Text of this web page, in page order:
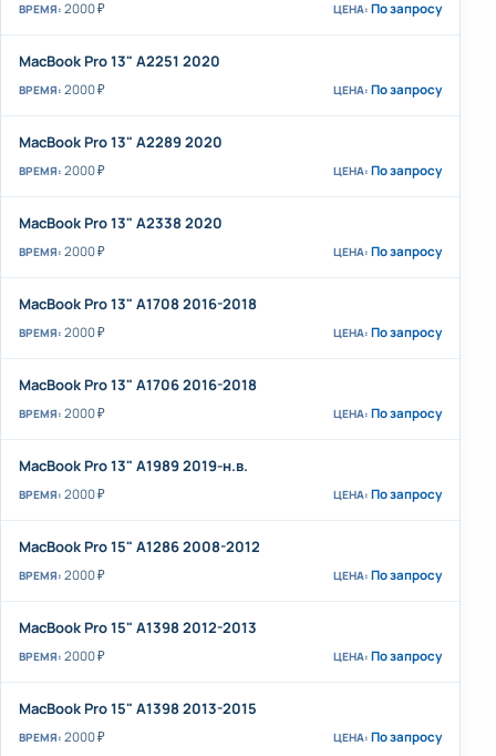
2000 ₽ По запросу
MacBook Pro 13" A2251 2020
2000 ₽ По запросу
MacBook Pro 13" A2289 2020
2000 ₽ По запросу
MacBook Pro 13" A2338 2020
2000 ₽ По запросу
MacBook Pro 13" A1708 2016-2018
2000 ₽ По запросу
MacBook Pro 13" A1706 2016-2018
2000 ₽ По запросу
MacBook Pro 13" A1989 2019-н.в.
2000 ₽ По запросу
MacBook Pro 15" A1286 2008-2012
2000 ₽ По запросу
MacBook Pro 15" A1398 2012-2013
2000 ₽ По запросу
MacBook Pro 15" A1398 2013-2015
2000 ₽ По запросу